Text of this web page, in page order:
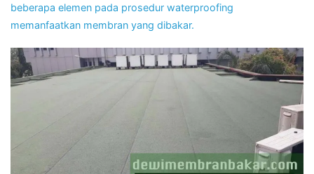
beberapa elemen pada prosedur waterproofing
memanfaatkan membran yang dibakar.